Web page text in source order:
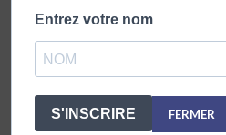
Entrez votre nom
S'INSCRIRE FERMER